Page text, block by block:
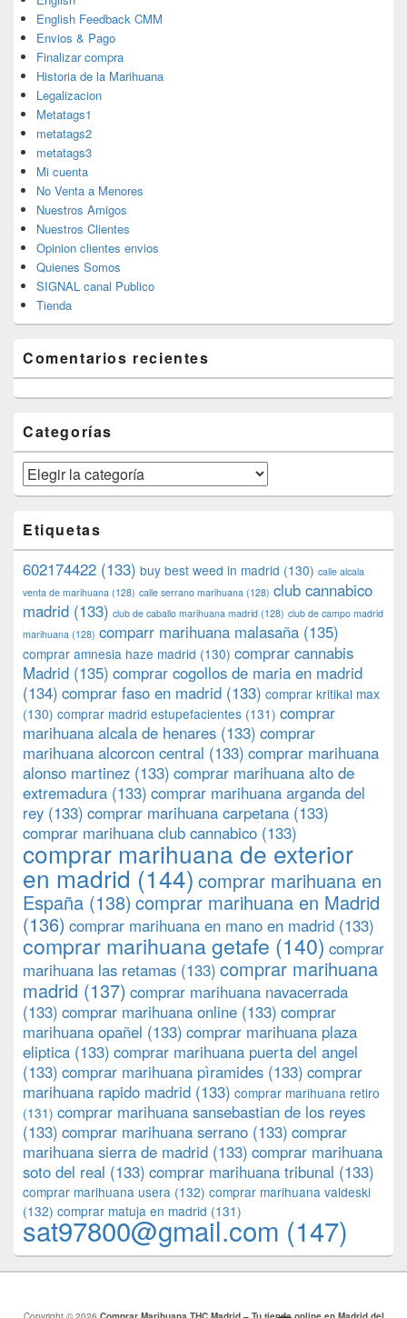
English Feedback CMM
Envios & Pago
Finalizar compra
Historia de la Marihuana
Legalizacion
Metatags1
metatags2
metatags3
Mi cuenta
No Venta a Menores
Nuestros Amigos
Nuestros Clientes
Opinion clientes envios
Quienes Somos
SIGNAL canal Publico
Tienda
Comentarios recientes
Categorías
Categorías
Etiquetas
602174422 (133) buy best weed in madrid (130) calle alcala
venta de marihuana (128) calle serrano marihuana (128) club cannabico
madrid (133) club de caballo marihuana madrid (128) club de campo madrid
marihuana (128) comparr marihuana malasaña (135)
comprar amnesia haze madrid (130) comprar cannabis
Madrid (135) comprar cogollos de maria en madrid
(134) comprar faso en madrid (133) comprar kritikal max
(130) comprar madrid estupefacientes (131) comprar
marihuana alcala de henares (133) comprar
marihuana alcorcon central (133) comprar marihuana
alonso martinez (133) comprar marihuana alto de
extremadura (133) comprar marihuana arganda del
rey (133) comprar marihuana carpetana (133)
comprar marihuana club cannabico (133)
comprar marihuana de exterior
en madrid (144) comprar marihuana en
España (138) comprar marihuana en Madrid
(136) comprar marihuana en mano en madrid (133)
comprar marihuana getafe (140) comprar
marihuana las retamas (133) comprar marihuana
madrid (137) comprar marihuana navacerrada
(133) comprar marihuana online (133) comprar
marihuana opañel (133) comprar marihuana plaza
eliptica (133) comprar marihuana puerta del angel
(133) comprar marihuana pìramides (133) comprar
marihuana rapido madrid (133) comprar marihuana retiro
(131) comprar marihuana sansebastian de los reyes
(133) comprar marihuana serrano (133) comprar
marihuana sierra de madrid (133) comprar marihuana
soto del real (133) comprar marihuana tribunal (133)
comprar marihuana usera (132) comprar marihuana valdeski
(132) comprar matuja en madrid (131)
sat97800@gmail.com (147)